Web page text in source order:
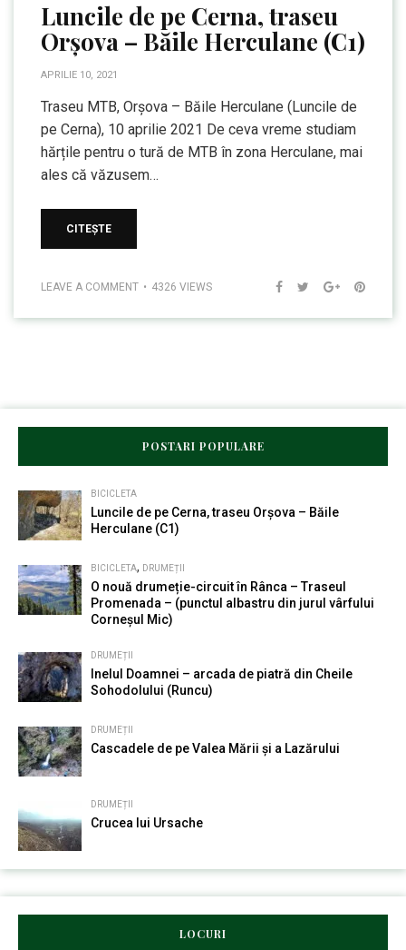
Luncile de pe Cerna, traseu
Orșova – Băile Herculane (C1)
APRILIE 10, 2021
Traseu MTB, Orșova – Băile Herculane (Luncile de
pe Cerna), 10 aprilie 2021 De ceva vreme studiam
hărțile pentru o tură de MTB în zona Herculane, mai
ales că văzusem…
CITEȘTE
LEAVE A COMMENT 4326 VIEWS
POSTARI POPULARE
BICICLETA
Luncile de pe Cerna, traseu Orșova – Băile
Herculane (C1)
BICICLETA, DRUMEȚII
O nouă drumeție-circuit în Rânca – Traseul
Promenada – (punctul albastru din jurul vârfului
Corneșul Mic)
DRUMEȚII
Inelul Doamnei – arcada de piatră din Cheile
Sohodolului (Runcu)
DRUMEȚII
Cascadele de pe Valea Mării și a Lazărului
DRUMEȚII
Crucea lui Ursache
LOCURI